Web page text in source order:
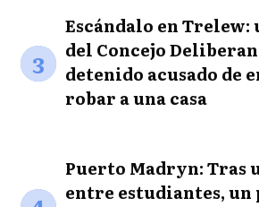
3
Escándalo en Trelew:
del Concejo
detenido acusado de
robar a una casa
Puerto Madryn: Tras
entre estudiantes, un